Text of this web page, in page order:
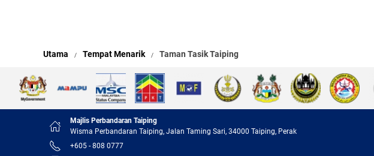
Utama Tempat Menarik Taman Tasik Taiping
Majlis Perbandaran Taiping
Wisma Perbandaran Taiping, Jalan Taming Sari, 34000 Taiping, Perak
+605 - 808 0777